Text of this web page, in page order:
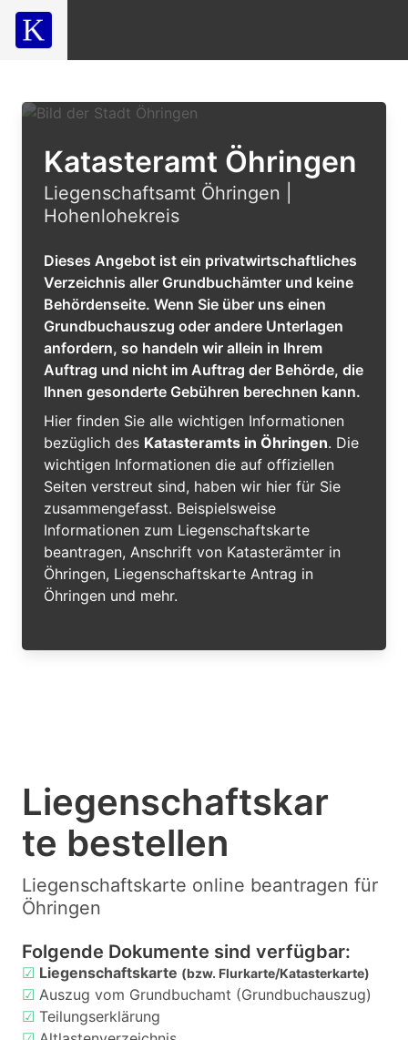
Katasteramt Öhringen
Liegenschaftsamt Öhringen |
Hohenlohekreis
Dieses Angebot ist ein privatwirtschaftliches
Verzeichnis aller Grundbuchämter und keine
Behördenseite. Wenn Sie über uns einen
Grundbuchauszug oder andere Unterlagen
anfordern, so handeln wir allein in Ihrem
Auftrag und nicht im Auftrag der Behörde, die
Ihnen gesonderte Gebühren berechnen kann.
Hier finden Sie alle wichtigen Informationen
bezüglich des Katasteramts in Öhringen. Die
wichtigen Informationen die auf offiziellen
Seiten verstreut sind, haben wir hier für Sie
zusammengefasst. Beispielsweise
Informationen zum Liegenschaftskarte
beantragen, Anschrift von Katasterämter in
Öhringen, Liegenschaftskarte Antrag in
Öhringen und mehr.
Liegenschaftskar
te bestellen
Liegenschaftskarte online beantragen für
Öhringen
Folgende Dokumente sind verfügbar:
☑ Liegenschaftskarte (bzw. Flurkarte/Katasterkarte)
☑ Auszug vom Grundbuchamt (Grundbuchauszug)
☑ Teilungserklärung